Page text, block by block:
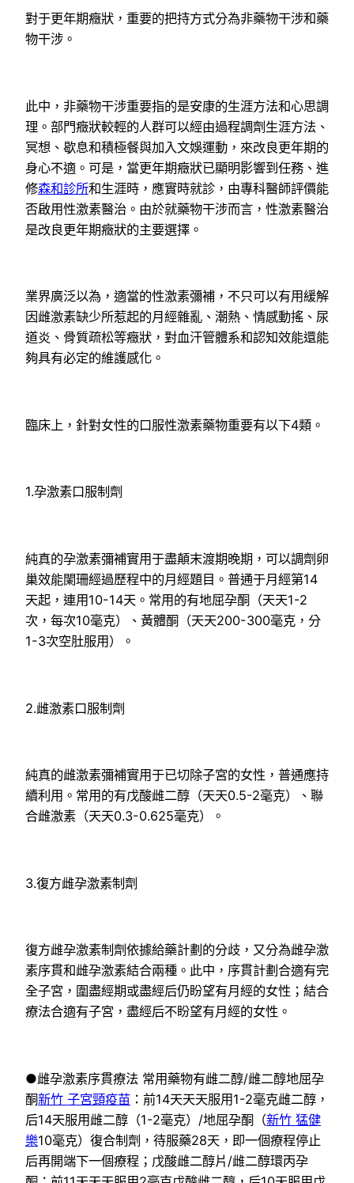
對于更年期癥狀，重要的把持方式分為非藥物干涉和藥
物干涉。
此中，非藥物干涉重要指的是安康的生涯方法和心思調
理。部門癥狀較輕的人群可以經由過程調劑生涯方法、
冥想、歇息和積極餐與加入文娛運動，來改良更年期的
身心不適。可是，當更年期癥狀已顯明影響到任務、進
修森和診所和生涯時，應實時就診，由專科醫師評價能
否啟用性激素醫治。由於就藥物干涉而言，性激素醫治
是改良更年期癥狀的主要選擇。
業界廣泛以為，適當的性激素彌補，不只可以有用緩解
因雌激素缺少所惹起的月經雜亂、潮熱、情感動搖、尿
道炎、骨質疏松等癥狀，對血汗管體系和認知效能還能
夠具有必定的維護感化。
臨床上，針對女性的口服性激素藥物重要有以下4類。
1.孕激素口服制劑
純真的孕激素彌補實用于盡顛末渡期晚期，可以調劑卵
巢效能闌珊經過歷程中的月經題目。普通于月經第14
天起，連用10-14天。常用的有地屈孕酮（天天1-2
次，每次10毫克）、黃體酮（天天200-300毫克，分
1-3次空肚服用）。
2.雌激素口服制劑
純真的雌激素彌補實用于已切除子宮的女性，普通應持
續利用。常用的有戊酸雌二醇（天天0.5-2毫克）、聯
合雌激素（天天0.3-0.625毫克）。
3.復方雌孕激素制劑
復方雌孕激素制劑依據給藥計劃的分歧，又分為雌孕激
素序貫和雌孕激素結合兩種。此中，序貫計劃合適有完
全子宮，圍盡經期或盡經后仍盼望有月經的女性；結合
療法合適有子宮，盡經后不盼望有月經的女性。
●雌孕激素序貫療法 常用藥物有雌二醇/雌二醇地屈孕
酮新竹 子宮頸疫苗 ：前14天天天服用1-2毫克雌二醇，
后14天服用雌二醇（1-2毫克）/地屈孕酮（新竹 猛健
樂10毫克）復合制劑，待服藥28天，即一個療程停止
后再開端下一個療程；戊酸雌二醇片/雌二醇環丙孕